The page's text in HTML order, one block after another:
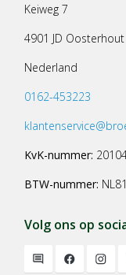
Keiweg 7
4901 JD Oosterhout
Nederland
0162-453223
KvK-nummer:
BTW-nummer:
Volg ons op